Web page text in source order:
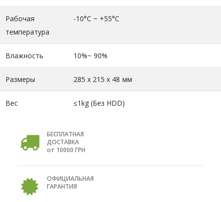
Рабочая
температура
-10°C ~ +55°C
Влажность 10%~ 90%
Размеры 285 x 215 x 48 мм
Вес ≤1kg (Без HDD)
БЕСПЛАТНАЯ
ДОСТАВКА
от 10000 ГРН
ОФИЦИАЛЬНАЯ
ГАРАНТИЯ